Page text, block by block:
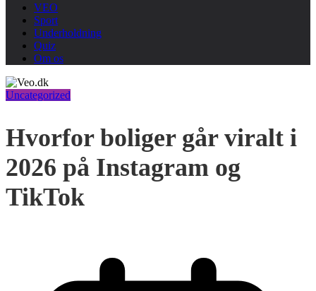
VEO
Sport
Underholdning
Quiz
Om os
Uncategorized
Hvorfor boliger går viralt i
2026 på Instagram og
TikTok